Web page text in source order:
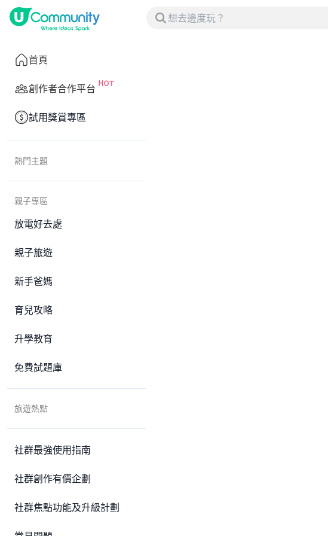
首頁
創作者合作平台
試用獎賞專區
熱門主題
親子專區
放電好去處
親子旅遊
新手爸媽
育兒攻略
升學教育
免費試題庫
旅遊熱點
社群最強使用指南
社群創作有價企劃
社群焦點功能及升級計劃